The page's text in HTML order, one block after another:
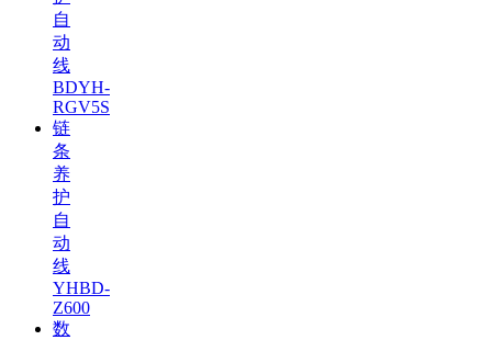
自
动
线
BDYH-
RGV5S
链
条
养
护
自
动
线
YHBD-
Z600
数